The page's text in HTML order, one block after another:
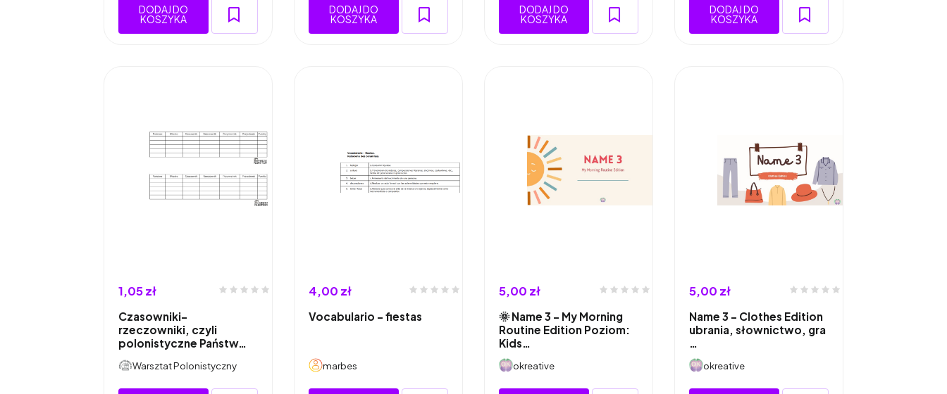
DODAJ DO
KOSZYKA
DODAJ DO
KOSZYKA
DODAJ DO
KOSZYKA
DODAJ DO
KOSZYKA
1,05 zł
Czasowniki-
rzeczowniki, czyli
polonistyczne Państw…
Warsztat Polonistyczny
4,00 zł
Vocabulario - fiestas
marbes
5,00 zł
🌞 Name 3 – My Morning
Routine Edition Poziom:
Kids…
okreative
5,00 zł
Name 3 – Clothes Edition
ubrania, słownictwo, gra
…
okreative